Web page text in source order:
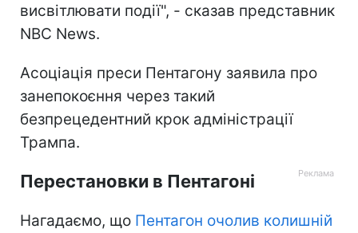
висвітлювати події", - сказав представник
NBC News.
Асоціація преси Пентагону заявила про
занепокоєння через такий
безпрецедентний крок адміністрації
Трампа.
Перестановки в Пентагоні
Нагадаємо, що Пентагон очолив колишній